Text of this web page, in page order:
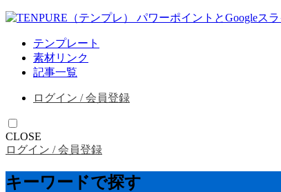
テンプレート
素材リンク
記事一覧
ログイン / 会員登録
CLOSE
ログイン / 会員登録
キーワードで探す